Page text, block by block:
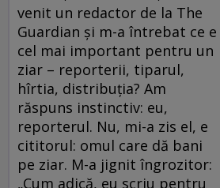
venit un redactor de la The
Guardian și m-a întrebat ce e
cel mai important pentru un
ziar – reporterii, tiparul,
hîrtia, distribuția? Am
răspuns instinctiv: eu,
reporterul. Nu, mi-a zis el, e
cititorul: omul care dă bani
pe ziar. M-a jignit îngrozitor:
„Cum adică, eu scriu pentru